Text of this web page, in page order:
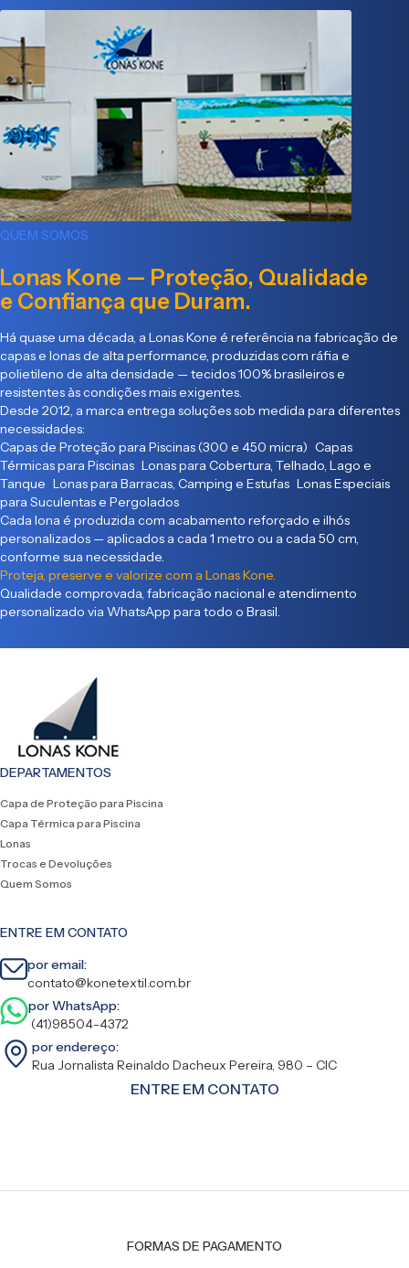
QUEM SOMOS
Lonas Kone — Proteção, Qualidade
e Confiança que Duram.
Há quase uma década, a Lonas Kone é referência na fabricação de
capas e lonas de alta performance, produzidas com ráfia e
polietileno de alta densidade — tecidos 100% brasileiros e
resistentes às condições mais exigentes.
Desde 2012, a marca entrega soluções sob medida para diferentes
necessidades:
Capas de Proteção para Piscinas (300 e 450 micra) Capas
Térmicas para Piscinas Lonas para Cobertura, Telhado, Lago e
Tanque Lonas para Barracas, Camping e Estufas Lonas Especiais
para Suculentas e Pergolados
Cada lona é produzida com acabamento reforçado e ilhós
personalizados — aplicados a cada 1 metro ou a cada 50 cm,
conforme sua necessidade.
Proteja, preserve e valorize com a Lonas Kone.
Qualidade comprovada, fabricação nacional e atendimento
personalizado via WhatsApp para todo o Brasil.
DEPARTAMENTOS
Capa de Proteção para Piscina
Capa Térmica para Piscina
Lonas
Trocas e Devoluções
Quem Somos
ENTRE EM CONTATO
por email:
contato@konetextil.com.br
por WhatsApp:
(41)98504-4372
por endereço:
Rua Jornalista Reinaldo Dacheux Pereira, 980 – CIC
ENTRE EM CONTATO
FORMAS DE PAGAMENTO